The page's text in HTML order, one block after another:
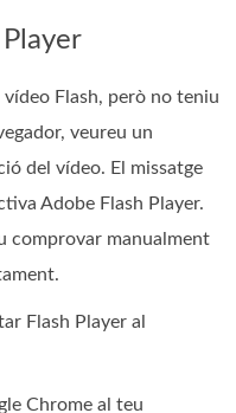
Flash, però no teniu
veureu un
del vídeo. El missatge
Adobe Flash Player.
comprovar manualment
Flash Player al
Chrome al teu